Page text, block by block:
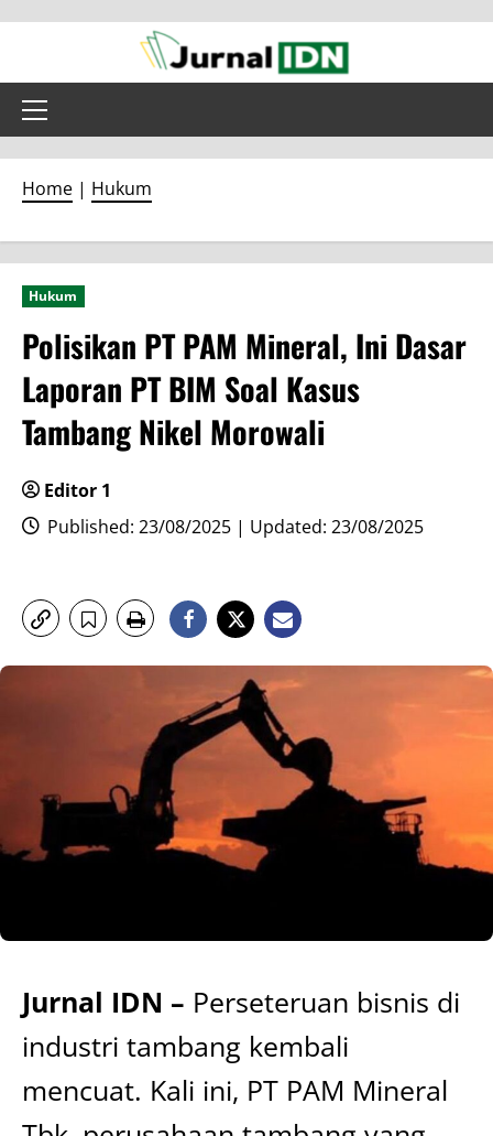
content
Primary
Home | Hukum
Hukum
Polisikan PT PAM Mineral, Ini Dasar
Laporan PT BIM Soal Kasus
Tambang Nikel Morowali
Editor 1
Published: 23/08/2025 | Updated: 23/08/2025
Jurnal IDN – Perseteruan bisnis di
industri tambang kembali
mencuat. Kali ini, PT PAM Mineral